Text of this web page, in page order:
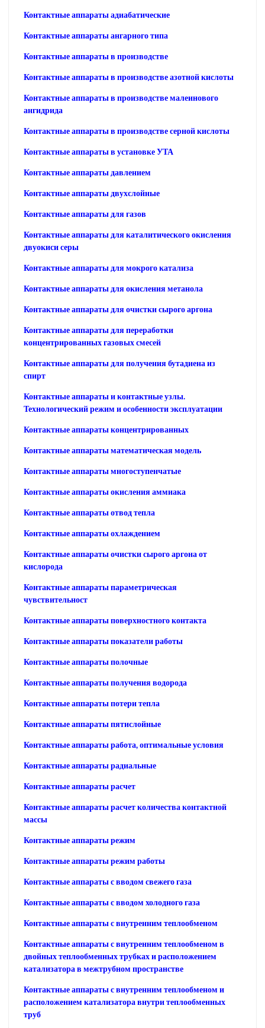
Контактные аппараты адиабатические
Контактные аппараты ангарного типа
Контактные аппараты в производстве
Контактные аппараты в производстве азотной кислоты
Контактные аппараты в производстве малеинового
ангидрида
Контактные аппараты в производстве серной кислоты
Контактные аппараты в установке УТА
Контактные аппараты давлением
Контактные аппараты двухслойные
Контактные аппараты для газов
Контактные аппараты для каталитического окисления
двуокиси серы
Контактные аппараты для мокрого катализа
Контактные аппараты для окисления метанола
Контактные аппараты для очистки сырого аргона
Контактные аппараты для переработки
концентрированных газовых смесей
Контактные аппараты для получения бутадиена из
спирт
Контактные аппараты и контактные узлы.
Технологический режим и особенности эксплуатации
Контактные аппараты концентрированных
Контактные аппараты математическая модель
Контактные аппараты многоступенчатые
Контактные аппараты окисления аммиака
Контактные аппараты отвод тепла
Контактные аппараты охлаждением
Контактные аппараты очистки сырого аргона от
кислорода
Контактные аппараты параметрическая
чувствительност
Контактные аппараты поверхностного контакта
Контактные аппараты показатели работы
Контактные аппараты полочные
Контактные аппараты получения водорода
Контактные аппараты потери тепла
Контактные аппараты пятислойные
Контактные аппараты работа, оптимальные условия
Контактные аппараты радиальные
Контактные аппараты расчет
Контактные аппараты расчет количества контактной
массы
Контактные аппараты режим
Контактные аппараты режим работы
Контактные аппараты с вводом свежего газа
Контактные аппараты с вводом холодного газа
Контактные аппараты с внутренним теплообменом
Контактные аппараты с внутренним теплообменом в
двойных теплообменных трубках и расположением
катализатора в межтрубном пространстве
Контактные аппараты с внутренним теплообменом и
расположением катализатора внутри теплообменных
труб